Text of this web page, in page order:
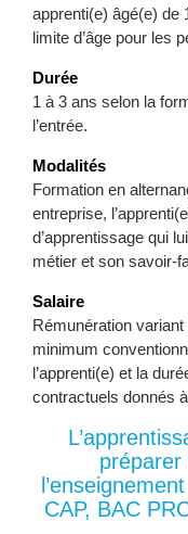
apprenti(e) âgé(e) de
limite d’âge pour les
Durée
1 à 3 ans selon la
l’entrée.
Modalités
Formation en
entreprise,
d’apprentissage qui
métier et son savoir-
Salaire
Rémunération
minimum
l’apprenti(e) et la
contractuels donnés
préparer
CAP, BAC